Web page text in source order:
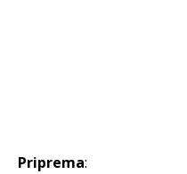
Priprema: